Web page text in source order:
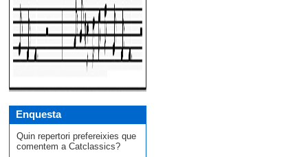
Enquesta
Quin repertori prefereixies que
comentem a Catclassics?